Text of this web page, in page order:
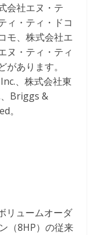
会社エヌ・テ
ィ・ティ・ドコ
モ、株式会社エ
ヌ・ティ・ティ
あります。
、株式会社東
Briggs &
。
リュームオーダ
（8HP）の従来